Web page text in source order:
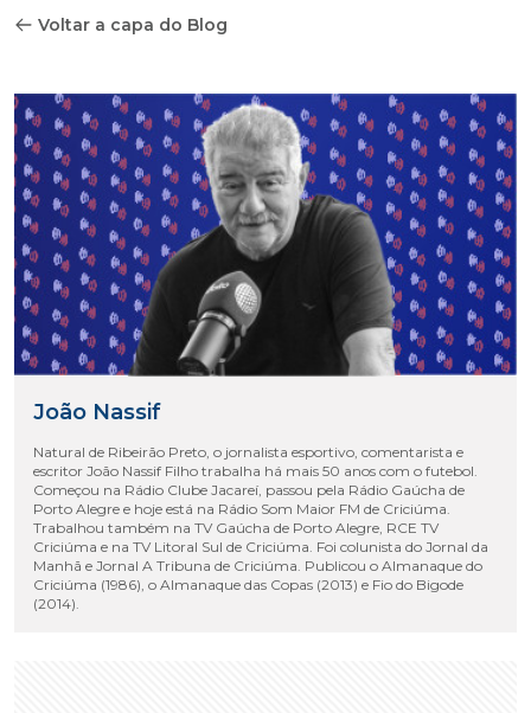
Voltar a capa do Blog
João Nassif
Natural de Ribeirão Preto, o jornalista esportivo, comentarista e
escritor João Nassif Filho trabalha há mais 50 anos com o futebol.
Começou na Rádio Clube Jacareí, passou pela Rádio Gaúcha de
Porto Alegre e hoje está na Rádio Som Maior FM de Criciúma.
Trabalhou também na TV Gaúcha de Porto Alegre, RCE TV
Criciúma e na TV Litoral Sul de Criciúma. Foi colunista do Jornal da
Manhã e Jornal A Tribuna de Criciúma. Publicou o Almanaque do
Criciúma (1986), o Almanaque das Copas (2013) e Fio do Bigode
(2014).